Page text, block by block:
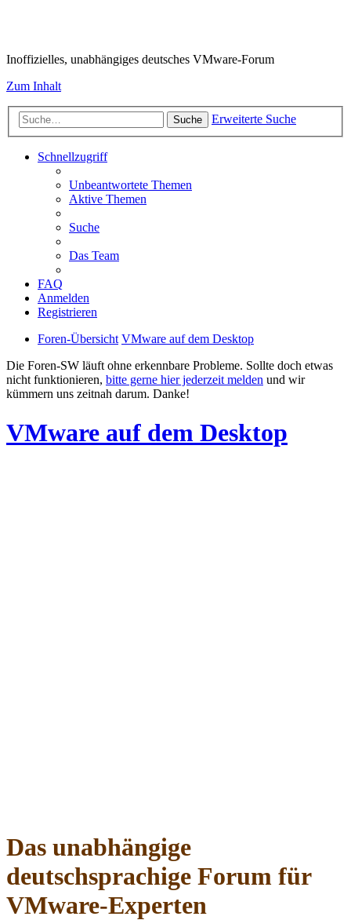
Inoffizielles, unabhängiges deutsches VMware-Forum
Zum Inhalt
Suche Erweiterte Suche
Schnellzugriff
Unbeantwortete Themen
Aktive Themen
Suche
Das Team
FAQ
Anmelden
Registrieren
Foren-Übersicht VMware auf dem Desktop
Die Foren-SW läuft ohne erkennbare Probleme. Sollte doch etwas
nicht funktionieren, bitte gerne hier jederzeit melden und wir
kümmern uns zeitnah darum. Danke!
VMware auf dem Desktop
Das unabhängige
deutschsprachige Forum für
VMware-Experten